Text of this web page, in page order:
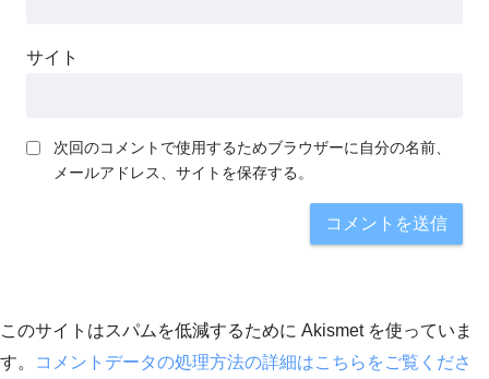
サイト
次回のコメントで使用するためブラウザーに自分の名前、
メールアドレス、サイトを保存する。
このサイトはスパムを低減するために Akismet を使っていま
す。
コメントデータの処理方法の詳細はこちらをご覧くださ